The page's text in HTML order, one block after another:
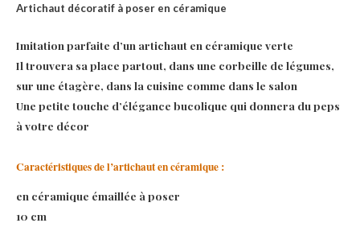
Artichaut décoratif à poser en céramique
Imitation parfaite d’un artichaut en céramique verte
Il trouvera sa place partout, dans une corbeille de légumes,
sur une étagère, dans la cuisine comme dans le salon
Une petite touche d’élégance bucolique qui donnera du peps
à votre décor
Caractéristiques de l’artichaut en céramique :
en céramique émaillée à poser
10 cm